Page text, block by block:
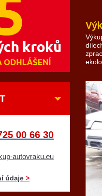
00 66 30
autovraku.eu
údaje >